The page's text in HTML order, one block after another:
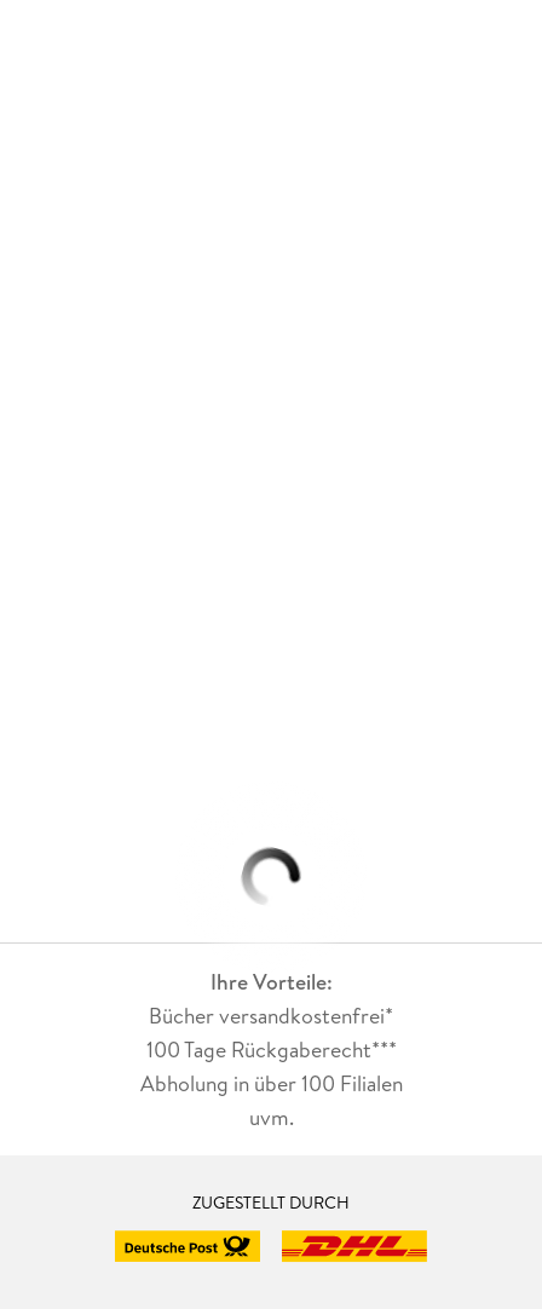
Ihre Vorteile:
Bücher versandkostenfrei*
100 Tage Rückgaberecht***
Abholung in über 100 Filialen
uvm.
ZUGESTELLT DURCH